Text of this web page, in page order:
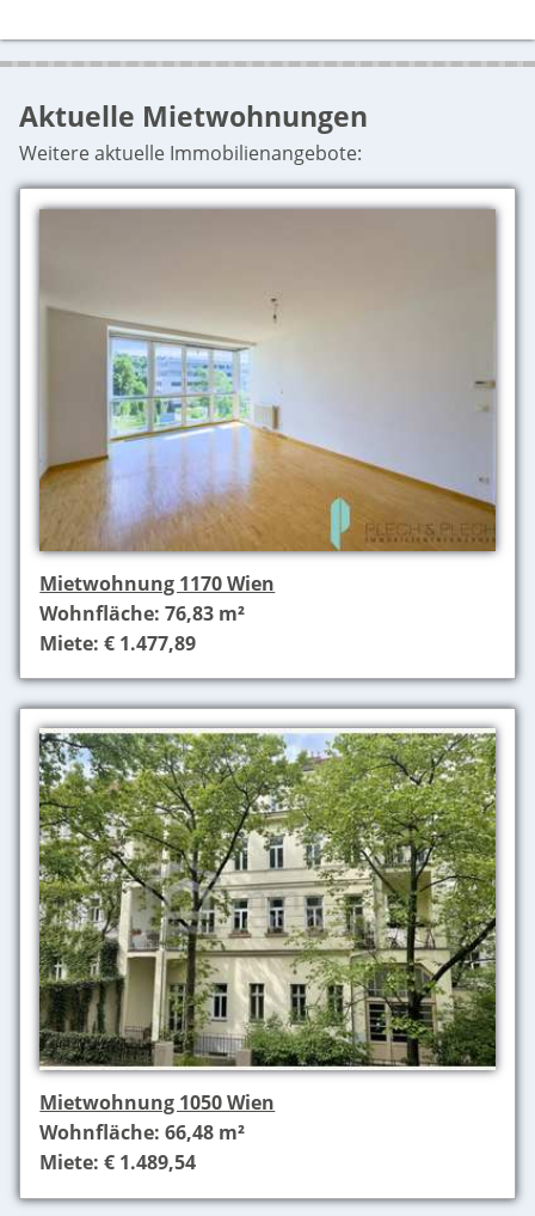
Aktuelle Mietwohnungen
Weitere aktuelle Immobilienangebote:
Mietwohnung 1170 Wien
Wohnfläche: 76,83 m²
Miete: € 1.477,89
Mietwohnung 1050 Wien
Wohnfläche: 66,48 m²
Miete: € 1.489,54